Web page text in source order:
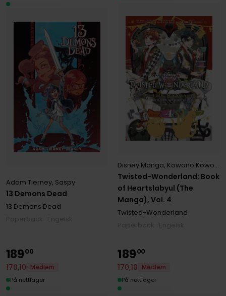
13 Demons Dead
Adam Tierney, Saspy
13 Demons Dead
Twisted-Wonderland: Book
of Heartslabyul (The
Manga), Vol. 4
Disney Manga, Kowono Kowono
Twisted-Wonderland
18900
170,10
Medlem
På nettlager
18900
170,10
Medlem
På nettlager